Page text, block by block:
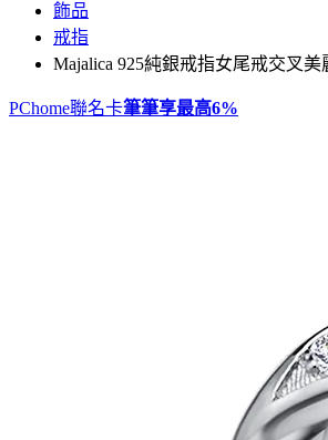
飾品
戒指
Majalica 925純銀戒指女尾戒交叉美
PChome聯名卡筆筆享最高6%